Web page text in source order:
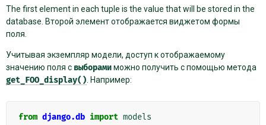
The first element in each tuple is the value that will be stored in the
database. Второй элемент отображается виджетом формы
поля.
Учитывая экземпляр модели, доступ к отображаемому
значению поля с выборамиможно получить с помощью метода
get_FOO_display() . Например:
from django.db import models